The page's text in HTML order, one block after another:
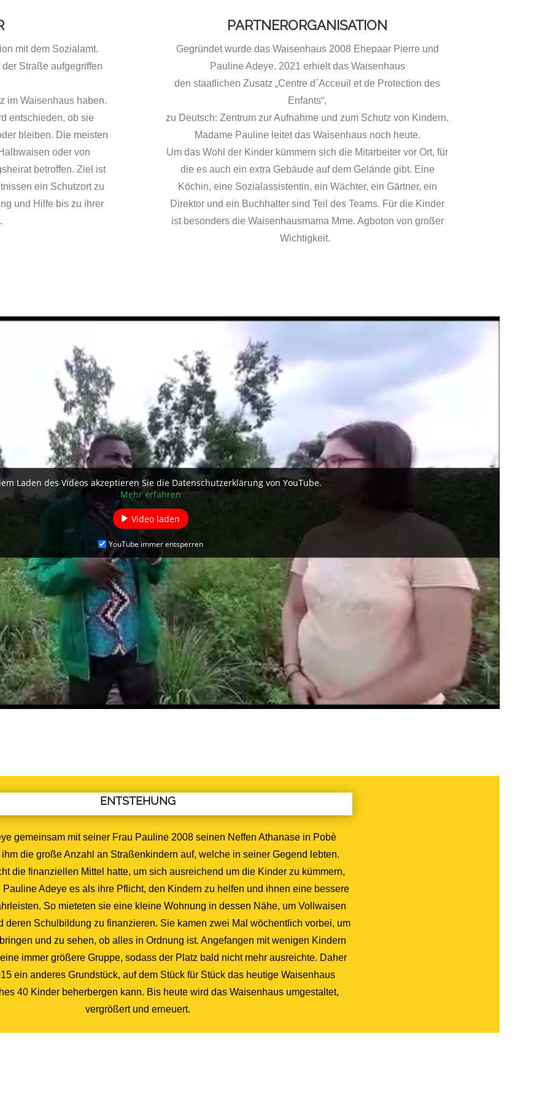
mit dem Sozialamt.
Straße aufgegriffen
im Waisenhaus haben.
entschieden, ob sie
bleiben. Die meisten
oder von
betroffen. Ziel ist
ein Schutzort zu
und Hilfe bis zu ihrer
PARTNERORGANISATION
Gegründet wurde das Waisenhaus 2008 Ehepaar Pierre und
Pauline Adeye. 2021 erhielt das Waisenhaus
den staatlichen Zusatz „Centre d´Acceuil et de Protection des
Enfants“,
zu Deutsch: Zentrum zur Aufnahme und zum Schutz von Kindern.
Madame Pauline leitet das Waisenhaus noch heute.
Um das Wohl der Kinder kümmern sich die Mitarbeiter vor Ort, für
die es auch ein extra Gebäude auf dem Gelände gibt. Eine
Köchin, eine Sozialassistentin, ein Wächter, ein Gärtner, ein
Direktor und ein Buchhalter sind Teil des Teams. Für die Kinder
ist besonders die Waisenhausmama Mme. Agboton von großer
Wichtigkeit.
Laden des Videos akzeptieren Sie die Datenschutzerklärung von YouTube.
Mehr erfahren
Video laden
YouTube immer entsperren
ENTSTEHUNG
gemeinsam mit seiner Frau Pauline 2008 seinen Neffen Athanase in Pobè
die große Anzahl an Straßenkindern auf, welche in seiner Gegend lebten.
die finanziellen Mittel hatte, um sich ausreichend um die Kinder zu kümmern,
Adeye es als ihre Pflicht, den Kindern zu helfen und ihnen eine bessere
So mieteten sie eine kleine Wohnung in dessen Nähe, um Vollwaisen
deren Schulbildung zu finanzieren. Sie kamen zwei Mal wöchentlich vorbei, um
und zu sehen, ob alles in Ordnung ist. Angefangen mit wenigen Kindern
immer größere Gruppe, sodass der Platz bald nicht mehr ausreichte. Daher
ein anderes Grundstück, auf dem Stück für Stück das heutige Waisenhaus
40 Kinder beherbergen kann. Bis heute wird das Waisenhaus umgestaltet,
vergrößert und erneuert.